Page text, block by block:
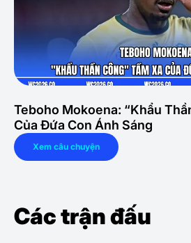
Teboho Mokoena: “Khẩu
Của Đứa Con Ánh Sáng
Xem câu chuyện
Các trận đấu